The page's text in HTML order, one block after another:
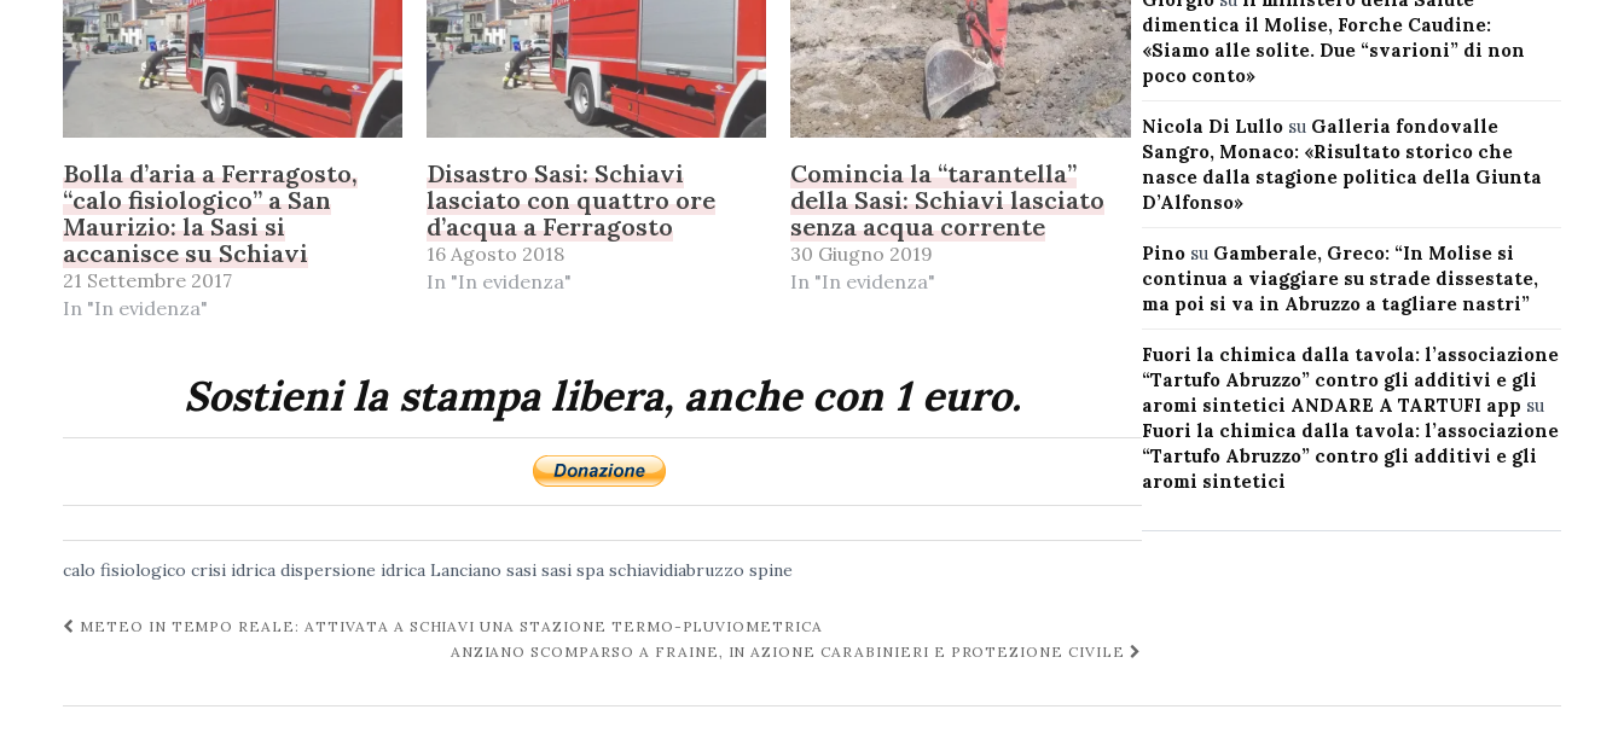
Bolla d’aria a Ferragosto,
“calo fisiologico” a San
Maurizio: la Sasi si
accanisce su Schiavi
21 Settembre 2017
In "In evidenza"
Disastro Sasi: Schiavi
lasciato con quattro ore
d’acqua a Ferragosto
16 Agosto 2018
In "In evidenza"
Comincia la “tarantella”
della Sasi: Schiavi lasciato
senza acqua corrente
30 Giugno 2019
In "In evidenza"
Sostieni la stampa libera, anche con 1 euro.
calo fisiologico crisi idrica dispersione idrica Lanciano sasi sasi spa schiavidiabruzzo spine
Navigazione
METEO IN TEMPO REALE: ATTIVATA A SCHIAVI UNA STAZIONE TERMO-PLUVIOMETRICA
ANZIANO SCOMPARSO A FRAINE, IN AZIONE CARABINIERI E PROTEZIONE CIVILE
dimentica il Molise, Forche Caudine:
«Siamo alle solite. Due “svarioni” di non
poco conto»
Nicola Di Lullosu Galleria fondovalle
Sangro, Monaco: «Risultato storico che
nasce dalla stagione politica della Giunta
D’Alfonso»
Pinosu Gamberale, Greco: “In Molise si
continua a viaggiare su strade dissestate,
ma poi si va in Abruzzo a tagliare nastri”
Fuori la chimica dalla tavola: l’associazione
“Tartufo Abruzzo” contro gli additivi e gli
aromi sintetici ANDARE A TARTUFI app su
Fuori la chimica dalla tavola: l’associazione
“Tartufo Abruzzo” contro gli additivi e gli
aromi sintetici